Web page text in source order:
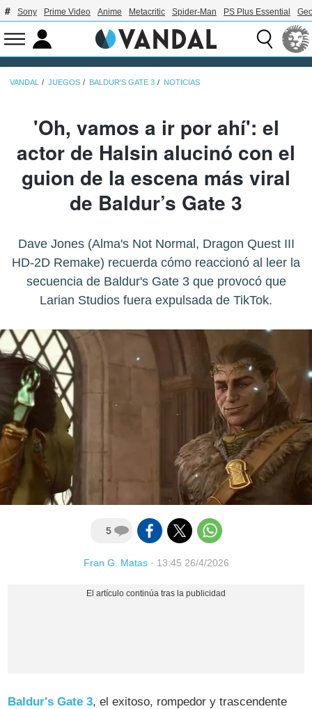
Sony Prime Video Anime Metacritic Spider-Man PS Plus Essential
VANDAL JUEGOS BALDUR'S GATE 3 NOTICIAS
'Oh, vamos a ir por ahí': el
actor de Halsin alucinó con el
guion de la escena más viral
de Baldur’s Gate 3
Dave Jones (Alma's Not Normal, Dragon Quest III
HD-2D Remake) recuerda cómo reaccionó al leer la
secuencia de Baldur's Gate 3 que provocó que
Larian Studios fuera expulsada de TikTok.
5
Fran G. Matas· 13:45 26/4/2026
Baldur's Gate 3, el exitoso, rompedor y trascendente